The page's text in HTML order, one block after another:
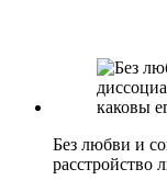
Без любви и
расстройство